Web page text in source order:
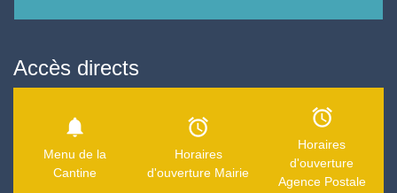
Accès directs
notifications
Menu de la
Cantine
alarm
Horaires
d'ouverture Mairie
alarm
Horaires
d'ouverture
Agence Postale